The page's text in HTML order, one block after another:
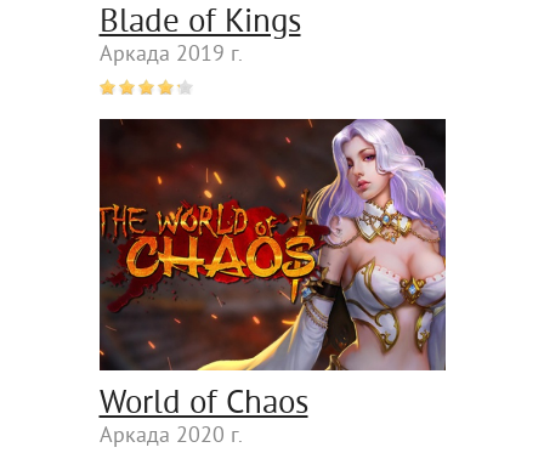
Blade of Kings
Аркада 2019 г.
World of Chaos
Аркада 2020 г.